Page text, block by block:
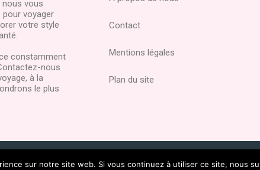
nous vous
voyager
votre style
constamment
nous
à la
le plus
Contact
Mentions légales
Plan du site
sur notre site web. Si vous continuez à utiliser ce site, nous